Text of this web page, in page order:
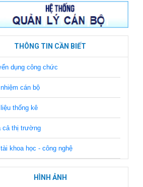
THÔNG TIN CẦN BIẾT
dụng công chức
cán bộ
thống kê
cả thị trường
khoa học - công nghệ
HÌNH ẢNH